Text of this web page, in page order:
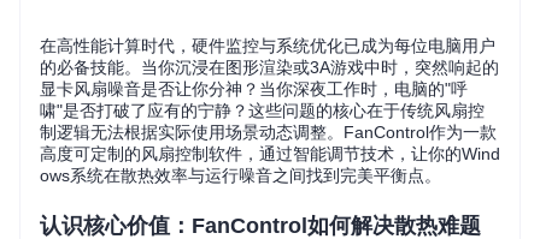
在高性能计算时代，硬件监控与系统优化已成为每位电脑用户
的必备技能。当你沉浸在图形渲染或3A游戏中时，突然响起的
显卡风扇噪音是否让你分神？当你深夜工作时，电脑的"呼
啸"是否打破了应有的宁静？这些问题的核心在于传统风扇控
制逻辑无法根据实际使用场景动态调整。FanControl作为一款
高度可定制的风扇控制软件，通过智能调节技术，让你的Wind
ows系统在散热效率与运行噪音之间找到完美平衡点。
认识核心价值：FanControl如何解决散热难题